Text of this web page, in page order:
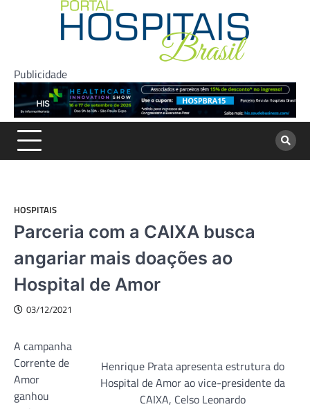
Publicidade
HOSPITAIS
Parceria com a CAIXA busca
angariar mais doações ao
Hospital de Amor
03/12/2021
Henrique Prata apresenta estrutura do
Hospital de Amor ao vice-presidente da
CAIXA, Celso Leonardo
A campanha
Corrente de
Amor
ganhou